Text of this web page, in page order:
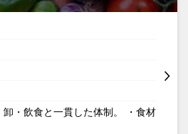
卸・飲食と一貫した体制。 ・食材